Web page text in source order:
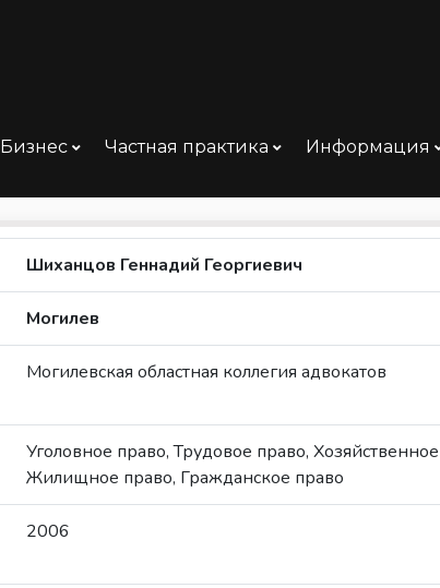
Бизнес Частная практика Информация
Шиханцов Геннадий Георгиевич
Могилев
Могилевская областная коллегия адвокатов
Уголовное право, Трудовое право,
Жилищное право, Гражданское право
2006